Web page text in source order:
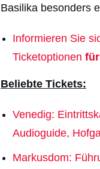
Basilika besonders
Informieren Sie
Ticketoptionen
Beliebte Tickets:
Venedig:
Audioguide,
Markusdom: